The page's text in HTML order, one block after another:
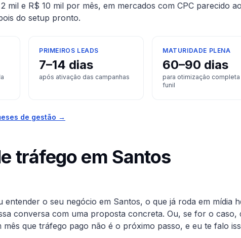
e R$ 10 mil por mês, em mercados com CPC parecido
do setup pronto.
PRIMEIROS LEADS
7–14 dias
após ativação das campanhas
MATURIDADE PLENA
60–90 dias
para otimização completa
funil
de gestão →
tráfego em Santos
entender o seu negócio em Santos, o que já roda em mídia
conversa com uma proposta concreta. Ou, se for o caso,
que tráfego pago não é o próximo passo, e eu te falo